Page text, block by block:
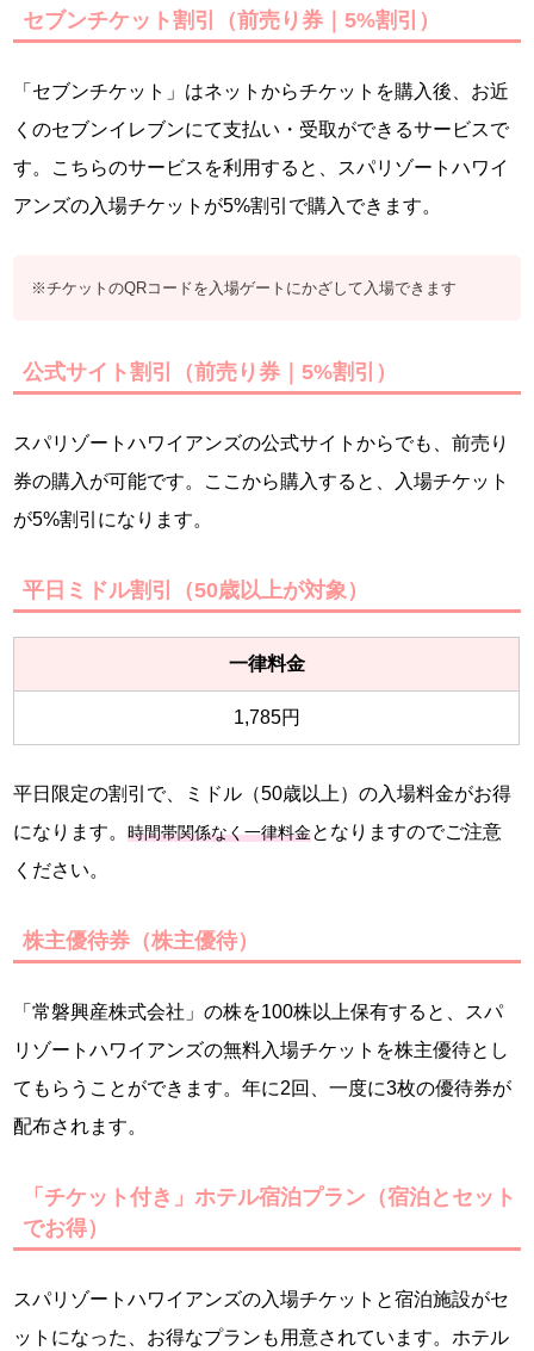
セブンチケット割引（前売り券｜5%割引）
「セブンチケット」はネットからチケットを購入後、お近
くのセブンイレブンにて支払い・受取ができるサービスで
す。こちらのサービスを利用すると、スパリゾートハワイ
アンズの入場チケットが5%割引で購入できます。
※チケットのQRコードを入場ゲートにかざして入場できます
公式サイト割引（前売り券｜5%割引）
スパリゾートハワイアンズの公式サイトからでも、前売り
券の購入が可能です。ここから購入すると、入場チケット
が5%割引になります。
平日ミドル割引（50歳以上が対象）
一律料金
1,785円
平日限定の割引で、ミドル（50歳以上）の入場料金がお得
になります。時間帯関係なく一律料金となりますのでご注意
ください。
株主優待券（株主優待）
「常磐興産株式会社」の株を100株以上保有すると、スパ
リゾートハワイアンズの無料入場チケットを株主優待とし
てもらうことができます。年に2回、一度に3枚の優待券が
配布されます。
「チケット付き」ホテル宿泊プラン（宿泊とセット
でお得）
スパリゾートハワイアンズの入場チケットと宿泊施設がセ
ットになった、お得なプランも用意されています。ホテル